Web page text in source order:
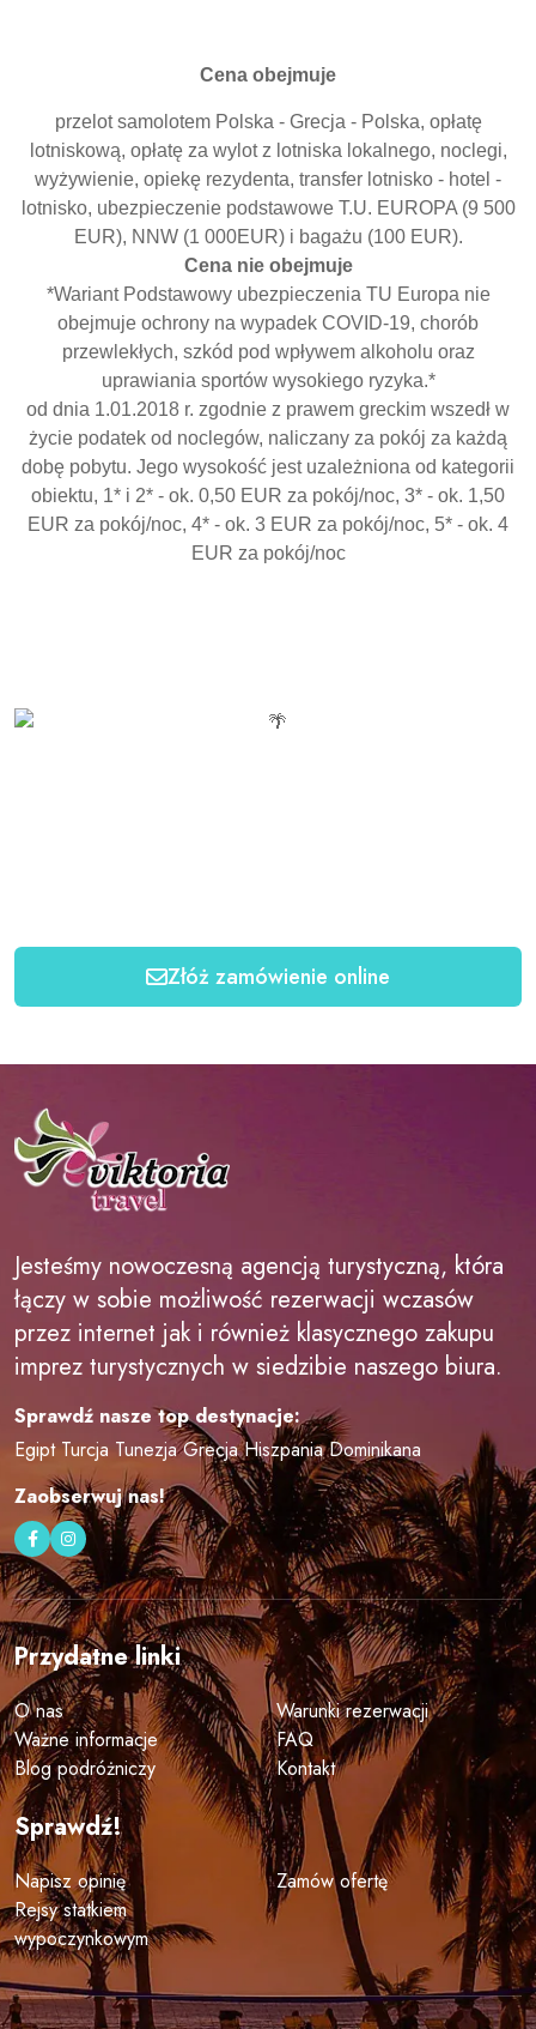
Cena obejmuje
przelot samolotem Polska - Grecja - Polska, opłatę
lotniskową, opłatę za wylot z lotniska lokalnego, noclegi,
wyżywienie, opiekę rezydenta, transfer lotnisko - hotel -
lotnisko, ubezpieczenie podstawowe T.U. EUROPA (9 500
EUR), NNW (1 000EUR) i bagażu (100 EUR).
Cena nie obejmuje
*Wariant Podstawowy ubezpieczenia TU Europa nie
obejmuje ochrony na wypadek COVID-19, chorób
przewlekłych, szkód pod wpływem alkoholu oraz
uprawiania sportów wysokiego ryzyka.*
od dnia 1.01.2018 r. zgodnie z prawem greckim wszedł w
życie podatek od noclegów, naliczany za pokój za każdą
dobę pobytu. Jego wysokość jest uzależniona od kategorii
obiektu, 1* i 2* - ok. 0,50 EUR za pokój/noc, 3* - ok. 1,50
EUR za pokój/noc, 4* - ok. 3 EUR za pokój/noc, 5* - ok. 4
EUR za pokój/noc
Złóż zamówienie online
Jesteśmy nowoczesną agencją turystyczną, która
łączy w sobie możliwość rezerwacji wczasów
przez internet jak i również klasycznego zakupu
imprez turystycznych w siedzibie naszego biura.
Sprawdź nasze top destynacje:
Egipt Turcja Tunezja Grecja Hiszpania Dominikana
Zaobserwuj nas!
Przydatne linki
O nas
Warunki rezerwacji
Ważne informacje
FAQ
Blog podróżniczy
Kontakt
Sprawdź!
Napisz opinię
Zamów ofertę
Rejsy statkiem
wypoczynkowym